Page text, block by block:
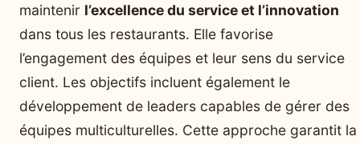
maintenir l’excellence du service et l’innovation
dans tous les restaurants. Elle favorise
l’engagement des équipes et leur sens du service
client. Les objectifs incluent également le
développement de leaders capables de gérer des
équipes multiculturelles. Cette approche garantit la